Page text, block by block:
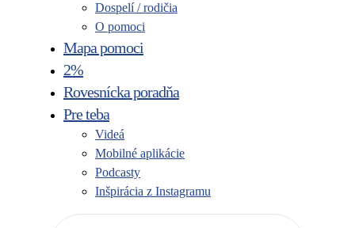
Dospelí / rodičia
O pomoci
Mapa pomoci
2%
Rovesnícka poradňa
Pre teba
Videá
Mobilné aplikácie
Podcasty
Inšpirácia z Instagramu